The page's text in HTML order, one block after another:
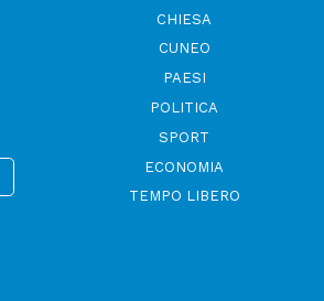
CHIESA
CUNEO
PAESI
POLITICA
SPORT
ECONOMIA
TEMPO LIBERO